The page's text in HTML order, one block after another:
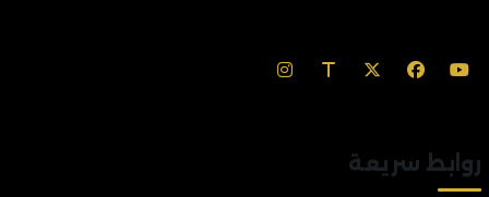
روابط سريعة